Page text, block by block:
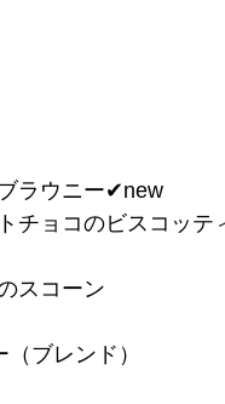
ラウニー✔︎new
チョコのビスコッテ
スコーン
ブレンド）